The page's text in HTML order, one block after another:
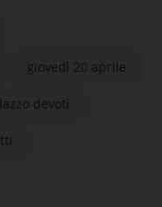
giovedì 20 aprile
devoti